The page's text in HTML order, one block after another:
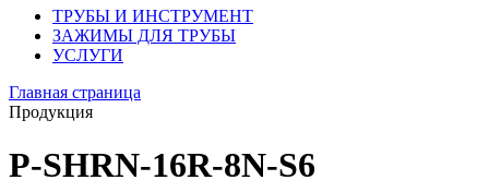
ТРУБЫ И ИНСТРУМЕНТ
ЗАЖИМЫ ДЛЯ ТРУБЫ
УСЛУГИ
Главная страница
Продукция
P-SHRN-16R-8N-S6